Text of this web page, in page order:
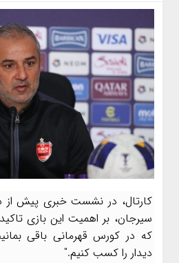
کارتال، در نشست خبری پیش از
سیرجان، بر اهمیت این بازی
که در کورس قهرمانی باقی
دیدار را کسب کنیم."